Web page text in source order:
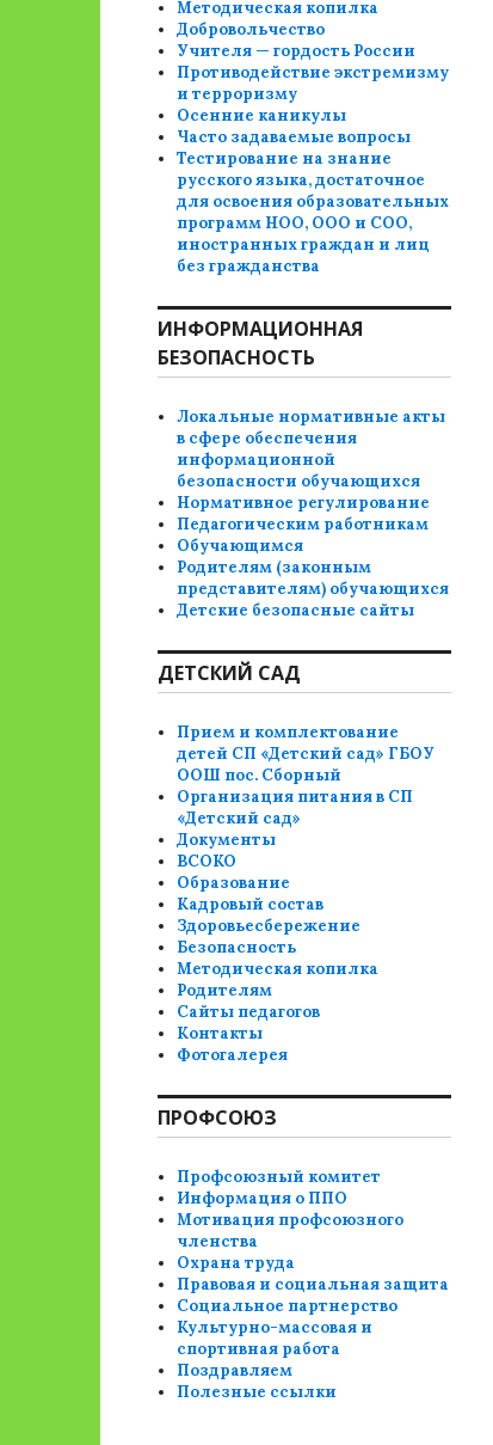
Методическая копилка
Добровольчество
Учителя — гордость России
Противодействие экстремизму
и терроризму
Осенние каникулы
Часто задаваемые вопросы
Тестирование на знание
русского языка, достаточное
для освоения образовательных
программ НОО, ООО и СОО,
иностранных граждан и лиц
без гражданства
ИНФОРМАЦИОННАЯ
БЕЗОПАСНОСТЬ
Локальные нормативные акты
в сфере обеспечения
информационной
безопасности обучающихся
Нормативное регулирование
Педагогическим работникам
Обучающимся
Родителям (законным
представителям) обучающихся
Детские безопасные сайты
ДЕТСКИЙ САД
Прием и комплектование
детей СП «Детский сад» ГБОУ
ООШ пос. Сборный
Организация питания в СП
«Детский сад»
Документы
ВСОКО
Образование
Кадровый состав
Здоровьесбережение
Безопасность
Методическая копилка
Родителям
Сайты педагогов
Контакты
Фотогалерея
ПРОФСОЮЗ
Профсоюзный комитет
Информация о ППО
Мотивация профсоюзного
членства
Охрана труда
Правовая и социальная защита
Социальное партнерство
Культурно-массовая и
спортивная работа
Поздравляем
Полезные ссылки